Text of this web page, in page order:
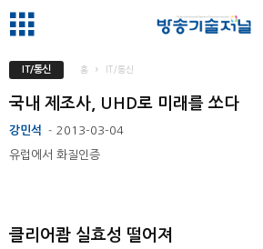
IT/통신 홈 IT/통신
국내 제조사, UHD로 미래를 쏘다
강민석 - 2013-03-04
유럽에서 화질인증
클리어쾀 실효성 떨어져